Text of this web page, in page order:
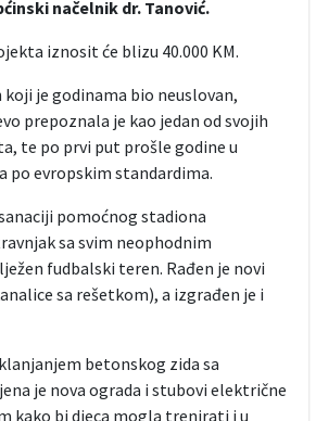
načelnik dr. Tanović.
iznosit će blizu 40.000 KM.
je godinama bio neuslovan,
prepoznala je kao jedan od svojih
te po prvi put prošle godine u
po evropskim standardima.
pomoćnog stadiona
sa svim neophodnim
fudbalski teren. Rađen je novi
sa rešetkom), a izgrađen je i
betonskog zida sa
je nova ograda i stubovi električne
kako bi djeca mogla trenirati i u